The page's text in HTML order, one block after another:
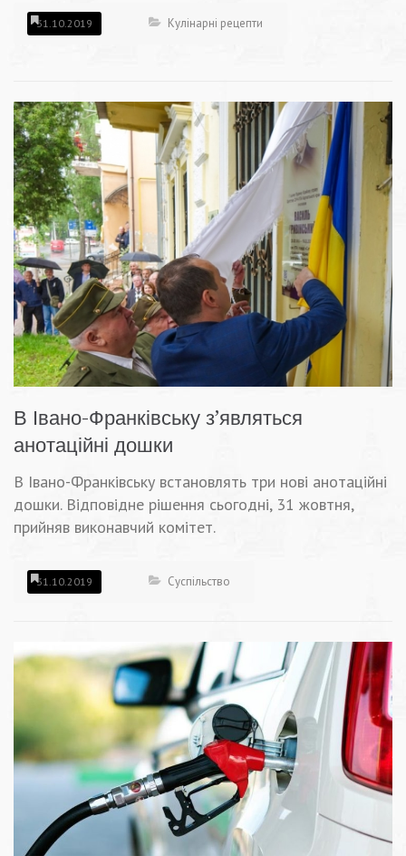
31.10.2019 Кулінарні рецепти
В Івано-Франківську з’являться
анотаційні дошки
В Івано-Франківську встановлять три нові анотаційні
дошки. Відповідне рішення сьогодні, 31 жовтня,
прийняв виконавчий комітет.
31.10.2019 Суспільство